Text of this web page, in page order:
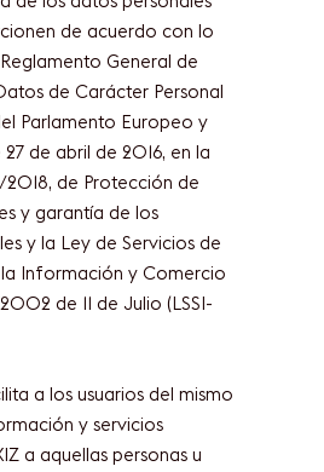
de acuerdo con lo
General de
de Carácter Personal
Parlamento Europeo y
de abril de 2016, en la
de Protección de
y garantía de los
y la Ley de Servicios de
Información y Comercio
de 11 de Julio (LSSI-
a los usuarios del mismo
y servicios
a aquellas personas u